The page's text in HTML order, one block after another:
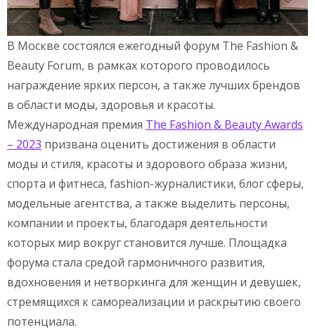
В Москве состоялся ежегодный форум The Fashion &
Beauty Forum, в рамках которого проводилось
награждение ярких персон, а также лучших брендов
в области моды, здоровья и красоты.
Международная премия The Fashion & Beauty Awards
– 2023 призвана оценить достижения в области
моды и стиля, красоты и здорового образа жизни,
спорта и фитнеса, fashion-журналистики, блог сферы,
модельные агентства, а также выделить персоны,
компании и проекты, благодаря деятельности
которых мир вокруг становится лучше. Площадка
форума стала средой гармоничного развития,
вдохновения и нетворкинга для женщин и девушек,
стремящихся к самореализации и раскрытию своего
потенциала.